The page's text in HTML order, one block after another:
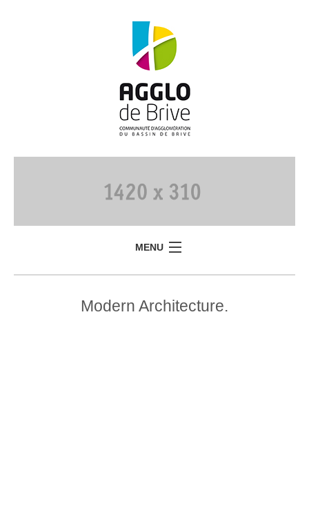
MENU
Modern Architecture.